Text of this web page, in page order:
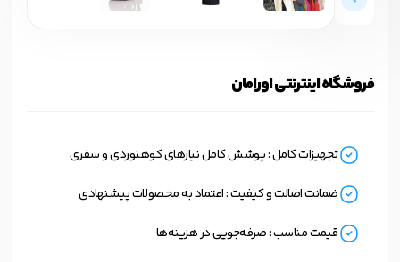
فروشگاه اینترنتی اورامان
تجهیزات کامل : پوشش کامل نیازهای کوهنوردی و سفری
ضمانت اصالت و کیفیت : اعتماد به محصولات پیشنهادی
قیمت مناسب : صرفه‌جویی در هزینه‌ها